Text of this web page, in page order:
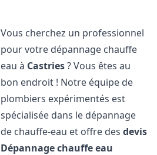
Vous cherchez un professionnel
pour votre dépannage chauffe
eau à Castries? Vous êtes au
bon endroit ! Notre équipe de
plombiers expérimentés est
spécialisée dans le dépannage
de chauffe-eau et offre desdevis
Dépannage chauffe eau